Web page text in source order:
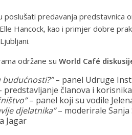
poslušati predavanja predstavnica
Hancock, kao i primjer dobre
održane su World Café
budućnosti?”– panel Udruge
predstavljanje članova i
– panel koji su vodile
djelatnika”– moderirale Sanja
Jagar